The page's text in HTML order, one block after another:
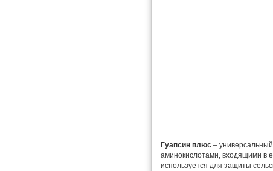
Гуапсин плюс –
аминокислотами, входящими в
используется для защиты